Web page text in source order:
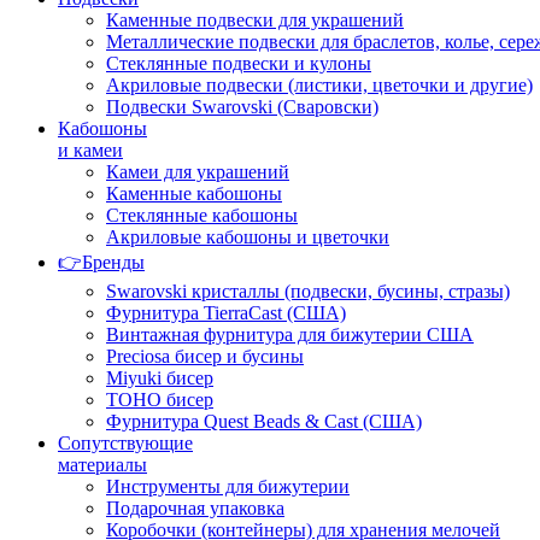
Каменные подвески для украшений
Металлические подвески для браслетов, колье,
Стеклянные подвески и кулоны
Акриловые подвески (листики, цветочки и другие)
Подвески Swarovski (Сваровски)
Кабошоны
и камеи
Камеи для украшений
Каменные кабошоны
Стеклянные кабошоны
Акриловые кабошоны и цветочки
👉Бренды
Swarovski кристаллы (подвески, бусины, стразы)
Фурнитура TierraCast (США)
Винтажная фурнитура для бижутерии США
Preciosa бисер и бусины
Miyuki бисер
TOHO бисер
Фурнитура Quest Beads & Cast (США)
Сопутствующие
материалы
Инструменты для бижутерии
Подарочная упаковка
Коробочки (контейнеры) для хранения мелочей